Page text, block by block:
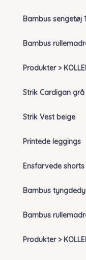
Bambus sengetøj
Bambus
Produkter >
Strik Cardigan grå
Strik Vest beige
Printede leggings
Ensfarvede shorts
Bambus
Bambus
Produkter >